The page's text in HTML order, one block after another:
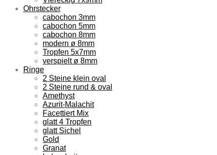
Ohrstecker
cabochon 3mm
cabochon 5mm
cabochon 8mm
modern ø 8mm
Tropfen 5x7mm
verspielt ø 8mm
Ringe
2 Steine klein oval
2 Steine rund & oval
Amethyst
Azurit-Malachit
Facettiert Mix
glatt 4 Tropfen
glatt Sichel
Gold
Granat